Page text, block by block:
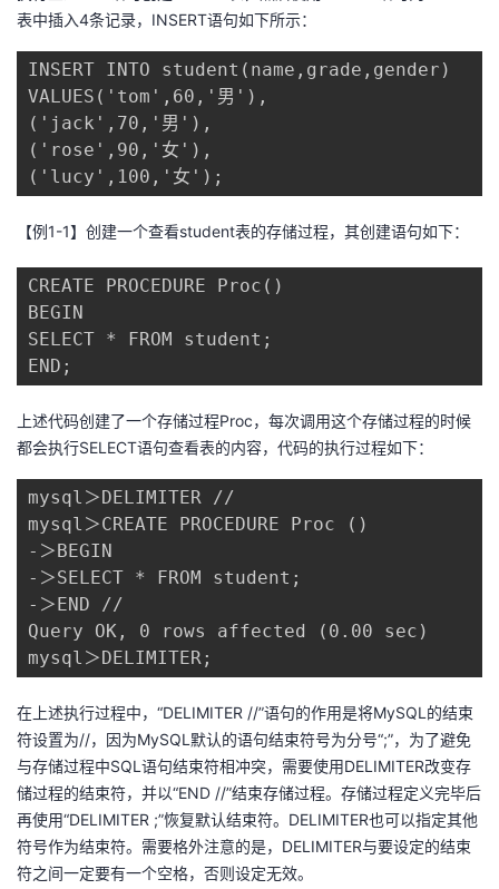
表中插入4条记录，INSERT语句如下所示：
INSERT INTO student(name,grade,gender)
VALUES('tom',60,'男'),
('jack',70,'男'),
('rose',90,'女'),
('lucy',100,'女');
【例1-1】创建一个查看student表的存储过程，其创建语句如下：
CREATE PROCEDURE Proc()
BEGIN
SELECT * FROM student;
END;
上述代码创建了一个存储过程Proc，每次调用这个存储过程的时候
都会执行SELECT语句查看表的内容，代码的执行过程如下：
mysql＞DELIMITER //
mysql＞CREATE PROCEDURE Proc ()
-＞BEGIN
-＞SELECT * FROM student;
-＞END //
Query OK, 0 rows affected (0.00 sec)
mysql＞DELIMITER;
在上述执行过程中，“DELIMITER //”语句的作用是将MySQL的结束
符设置为//，因为MySQL默认的语句结束符号为分号“;”，为了避免
与存储过程中SQL语句结束符相冲突，需要使用DELIMITER改变存
储过程的结束符，并以“END //”结束存储过程。存储过程定义完毕后
再使用“DELIMITER ;”恢复默认结束符。DELIMITER也可以指定其他
符号作为结束符。需要格外注意的是，DELIMITER与要设定的结束
符之间一定要有一个空格，否则设定无效。